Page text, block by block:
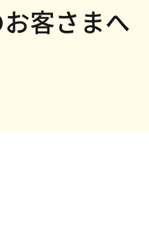
お客さま